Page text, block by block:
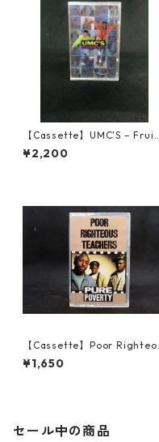
【Cassette】UMC'S – Fruits
Of Nature
¥2,200
【Cassette】Poor Righteou
s Teachers – Pure Poverty
¥1,650
セール中の商品